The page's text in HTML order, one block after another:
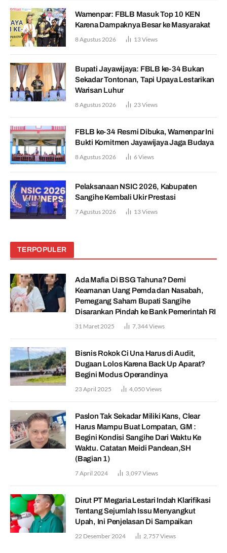
Wamenpar: FBLB Masuk Top 10 KEN
Karena Dampaknya Besar ke Masyarakat
8 Agustus 2026 13Views
Bupati Jayawijaya: FBLB ke-34 Bukan
Sekadar Tontonan, Tapi Upaya Lestarikan
Warisan Luhur
8 Agustus 2026 23Views
FBLB ke-34 Resmi Dibuka, Wamenpar Ini
Bukti Komitmen Jayawijaya Jaga Budaya
8 Agustus 2026 6Views
Pelaksanaan NSIC 2026, Kabupaten
Sangihe Kembali Ukir Prestasi
7 Agustus 2026 13Views
TERPOPULER
Ada Mafia Di BSG Tahuna? Demi
Keamanan Uang Pemda dan Nasabah,
Pemegang Saham Bupati Sangihe
Disarankan Pindah ke Bank Pemerintah RI
31 Maret 2025 7,344Views
Bisnis Rokok Ci Una Harus di Audit,
Dugaan Lolos Karena Back Up Aparat?
Begini Modus Operandinya
23 April 2025 4,050Views
Paslon Tak Sekadar Miliki Kans, Clear
Harus Mampu Buat Lompatan, GM :
Begini Kondisi Sangihe Dari Waktu Ke
Waktu. Catatan Meidi Pandean,SH
(Bagian 1)
7 April 2024 3,097Views
Dirut PT Megaria Lestari Indah Klarifikasi
Tentang Sejumlah Issu Menyangkut
Upah, Ini Penjelasan Di Sampaikan
22 Desember 2024 2,757Views